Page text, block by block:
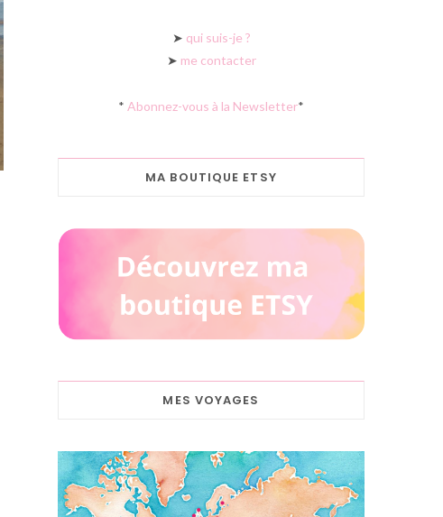
➤ qui suis-je ?
➤ me contacter
* Abonnez-vous à la Newsletter*
MA BOUTIQUE ETSY
MES VOYAGES